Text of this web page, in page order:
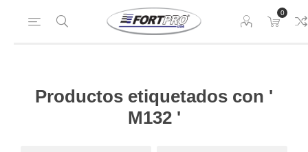
0
Productos etiquetados con '
M132 '